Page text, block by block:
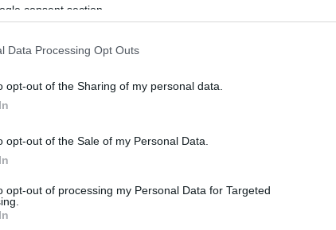
consent section.
Data Processing Opt Outs
opt-out of the Sharing of my personal data.
opt-out of the Sale of my Personal Data.
opt-out of processing my Personal Data for Targeted
reuben deconstruido
corazón y rallada
una mostaza similar sin gluten), y más para